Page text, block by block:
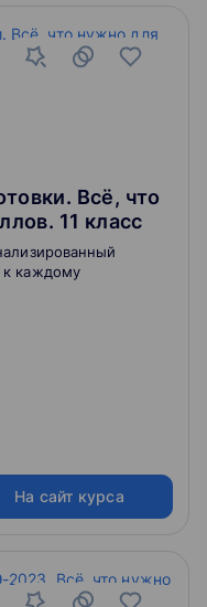
Всё, что
11 класс
к каждому
На сайт курса